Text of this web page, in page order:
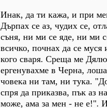
Инак, да ти кажа, и при
Дърпах се аз, чудих се,
съня, ни ми се яде, ни ми
всичко, почнах да се муся
кого сваря. Среща ме
ергенувахме в Черна,
човека ни там, ни тука.
спря да приказва, пък аз
може, ама за мен - не е!".